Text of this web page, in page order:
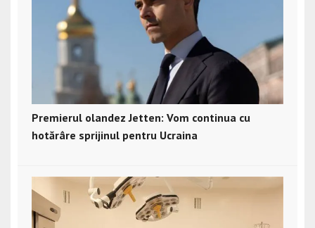
Premierul olandez Jetten: Vom continua cu
hotărâre sprijinul pentru Ucraina